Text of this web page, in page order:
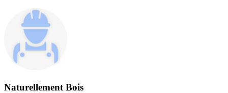
Naturellement Bois